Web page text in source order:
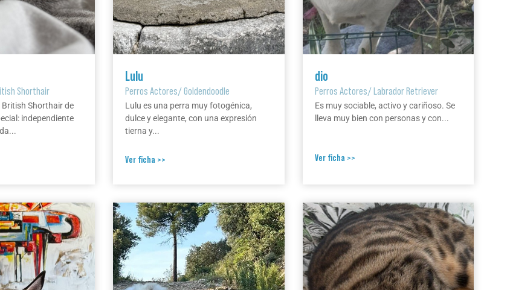
Shorthair
Shorthair de
independiente
Lulu
Perros Actores/Goldendoodle
Lulu es una perra muy fotogénica,
dulce y elegante, con una expresión
tierna y...
Ver ficha >>
dio
Perros Actores/Labrador Retriever
Es muy sociable, activo y cariñoso. Se
lleva muy bien con personas y con...
Ver ficha >>